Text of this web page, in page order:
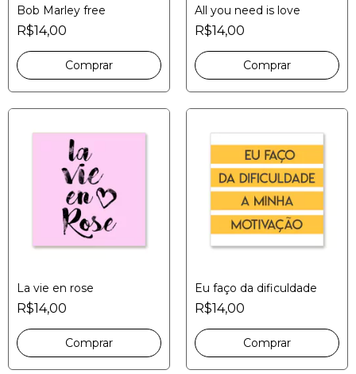
Bob Marley free
R$14,00
All you need is love
R$14,00
La vie en rose
R$14,00
Eu faço da dificuldade
R$14,00